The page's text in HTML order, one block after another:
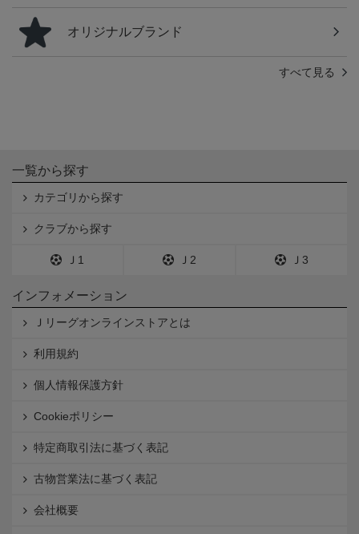
オリジナルブランド
すべて見る
一覧から探す
カテゴリから探す
クラブから探す
Ｊ1 Ｊ2 Ｊ3
インフォメーション
Ｊリーグオンラインストアとは
利用規約
個人情報保護方針
Cookieポリシー
特定商取引法に基づく表記
古物営業法に基づく表記
会社概要